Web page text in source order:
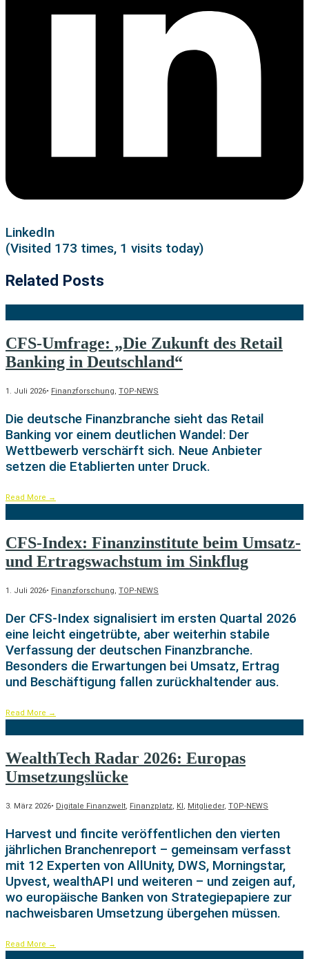
LinkedIn
(Visited 173 times, 1 visits today)
Related Posts
CFS-Umfrage: „Die Zukunft des Retail
Banking in Deutschland“
1. Juli 2026• Finanzforschung, TOP-NEWS
Die deutsche Finanzbranche sieht das Retail
Banking vor einem deutlichen Wandel: Der
Wettbewerb verschärft sich. Neue Anbieter
setzen die Etablierten unter Druck.
Read More →
CFS-Index: Finanzinstitute beim Umsatz-
und Ertragswachstum im Sinkflug
1. Juli 2026• Finanzforschung, TOP-NEWS
Der CFS-Index signalisiert im ersten Quartal 2026
eine leicht eingetrübte, aber weiterhin stabile
Verfassung der deutschen Finanzbranche.
Besonders die Erwartungen bei Umsatz, Ertrag
und Beschäftigung fallen zurückhaltender aus.
Read More →
WealthTech Radar 2026: Europas
Umsetzungslücke
3. März 2026• Digitale Finanzwelt, Finanzplatz, KI, Mitglieder, TOP-NEWS
Harvest und fincite veröffentlichen den vierten
jährlichen Branchenreport – gemeinsam verfasst
mit 12 Experten von AllUnity, DWS, Morningstar,
Upvest, wealthAPI und weiteren – und zeigen auf,
wo europäische Banken von Strategiepapiere zur
nachweisbaren Umsetzung übergehen müssen.
Read More →